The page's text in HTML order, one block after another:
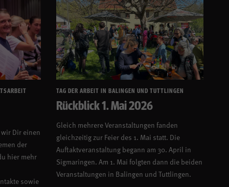
Dir einen
der
hier mehr
sowie
TAG DER ARBEIT IN BALINGEN UND TUTTLINGEN
Rückblick 1. Mai 2026
Gleich mehrere Veranstaltungen fanden
gleichzeitig zur Feier des 1. Mai statt. Die
Auftaktveranstaltung begann am 30. April in
Sigmaringen. Am 1. Mai folgten dann die beiden
Veranstaltungen in Balingen und Tuttlingen.